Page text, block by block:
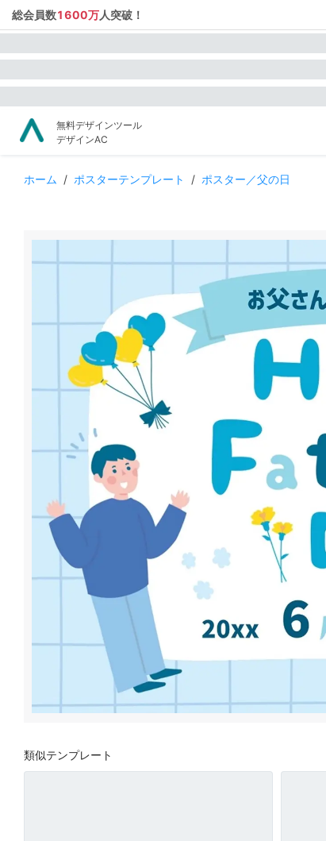
総会員数1600万人突破！
無料デザインツール
デザインAC
ホーム / ポスターテンプレート / ポスター／父の日
類似テンプレート